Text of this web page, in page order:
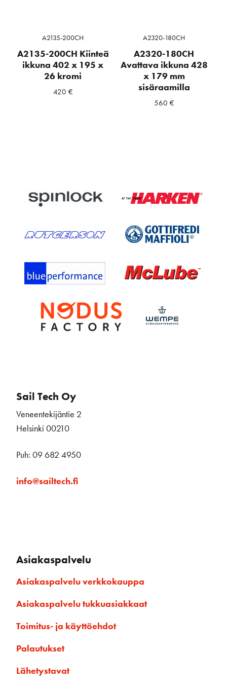
A2135-200CH
A2135-200CH Kiinteä
ikkuna 402 x 195 x
26 kromi
420 €
A2320-180CH
A2320-180CH
Avattava ikkuna 428
x 179 mm
sisäraamilla
560 €
Sail Tech Oy
Veneentekijäntie 2
Helsinki 00210
Puh: 09 682 4950
info@sailtech.fi
Asiakaspalvelu
Asiakaspalvelu verkkokauppa
Asiakaspalvelu tukkuasiakkaat
Toimitus- ja käyttöehdot
Palautukset
Lähetystavat